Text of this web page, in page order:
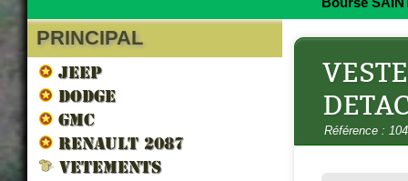
PRINCIPAL
JEEP
DODGE
GMC
RENAULT 2087
VETEMENTS
Référence :
Saisir le code suivant :
Nos clients ont aussi